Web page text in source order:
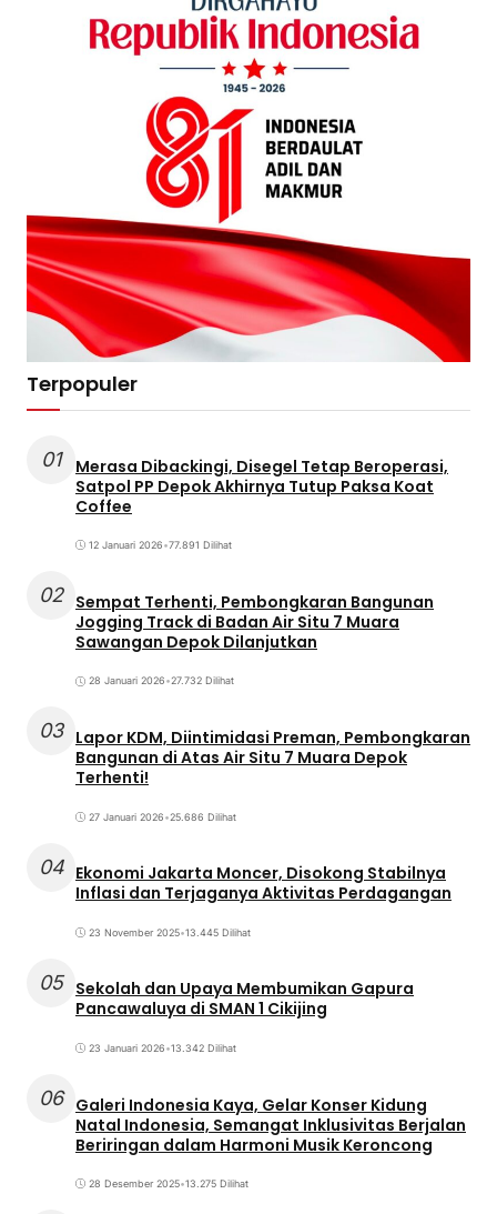
Terpopuler
01
Merasa Dibackingi, Disegel Tetap Beroperasi,
Satpol PP Depok Akhirnya Tutup Paksa Koat
Coffee
12 Januari 2026•77.891 Dilihat
02 Sempat Terhenti, Pembongkaran Bangunan
Jogging Track di Badan Air Situ 7 Muara
Sawangan Depok Dilanjutkan
28 Januari 2026•27.732 Dilihat
03 Lapor KDM, Diintimidasi Preman, Pembongkaran
Bangunan di Atas Air Situ 7 Muara Depok
Terhenti!
27 Januari 2026•25.686 Dilihat
04 Ekonomi Jakarta Moncer, Disokong Stabilnya
Inflasi dan Terjaganya Aktivitas Perdagangan
23 November 2025•13.445 Dilihat
05 Sekolah dan Upaya Membumikan Gapura
Pancawaluya di SMAN 1 Cikijing
23 Januari 2026•13.342 Dilihat
06 Galeri Indonesia Kaya, Gelar Konser Kidung
Natal Indonesia, Semangat Inklusivitas Berjalan
Beriringan dalam Harmoni Musik Keroncong
28 Desember 2025•13.275 Dilihat